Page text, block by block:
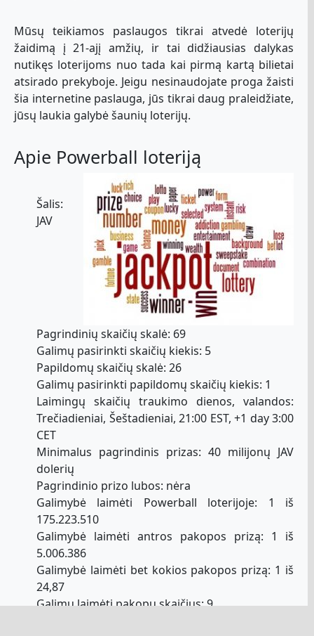
Mūsų teikiamos paslaugos tikrai atvedė loterijų
žaidimą į 21-ajį amžių, ir tai didžiausias dalykas
nutikęs loterijoms nuo tada kai pirmą kartą bilietai
atsirado prekyboje. Jeigu nesinaudojate proga žaisti
šia internetine paslauga, jūs tikrai daug praleidžiate,
jūsų laukia galybė šaunių loterijų.
Apie Powerball loteriją
Šalis:
JAV
Pagrindinių skaičių skalė: 69
Galimų pasirinkti skaičių kiekis: 5
Papildomų skaičių skalė: 26
Galimų pasirinkti papildomų skaičių kiekis: 1
Laimingų skaičių traukimo dienos, valandos:
Trečiadieniai, Šeštadieniai, 21:00 EST, +1 day 3:00
CET
Minimalus pagrindinis prizas: 40 milijonų JAV
dolerių
Pagrindinio prizo lubos: nėra
Galimybė laimėti Powerball loterijoje: 1 iš
175.223.510
Galimybė laimėti antros pakopos prizą: 1 iš
5.006.386
Galimybė laimėti bet kokios pakopos prizą: 1 iš
24,87
Galimų laimėti pakopų skaičius: 9